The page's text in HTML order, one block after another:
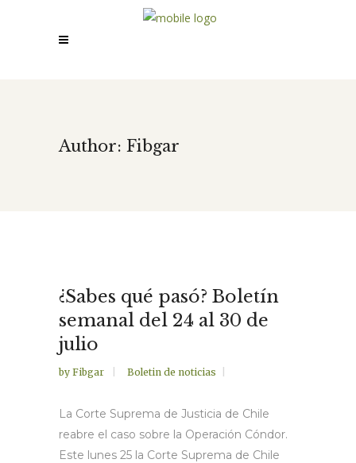
Author: Fibgar
¿Sabes qué pasó? Boletín
semanal del 24 al 30 de
julio
by Fibgar Boletin de noticias
La Corte Suprema de Justicia de Chile
reabre el caso sobre la Operación Cóndor.
Este lunes 25 la Corte Suprema de Chile